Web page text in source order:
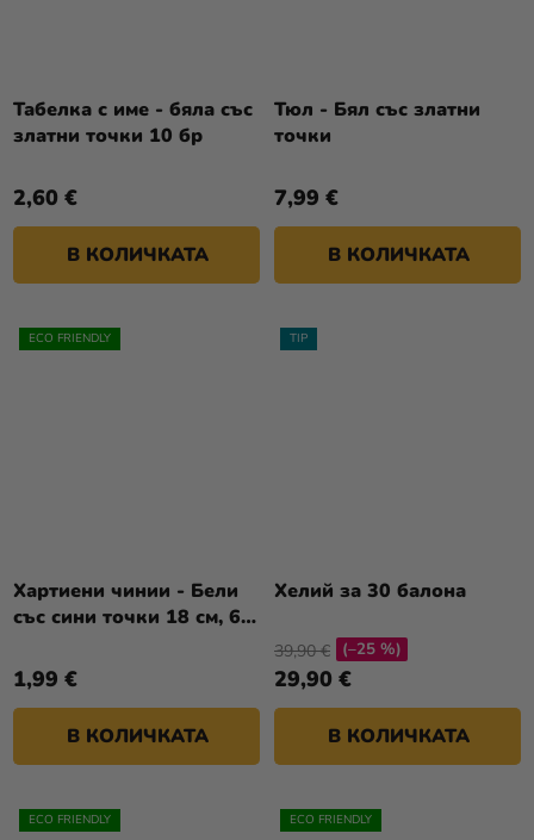
Табелка с име - бяла със
златни точки 10 бр
2,60 €
В КОЛИЧКАТА
Тюл - Бял със златни
точки
7,99 €
В КОЛИЧКАТА
ECO FRIENDLY
Хартиени чинии - Бели
със сини точки 18 см, 6
1,99 €
В КОЛИЧКАТА
TIP
Хелий за 30 балона
29,90 €
39,90 € (–25 %)
В КОЛИЧКАТА
ECO FRIENDLY ECO FRIENDLY